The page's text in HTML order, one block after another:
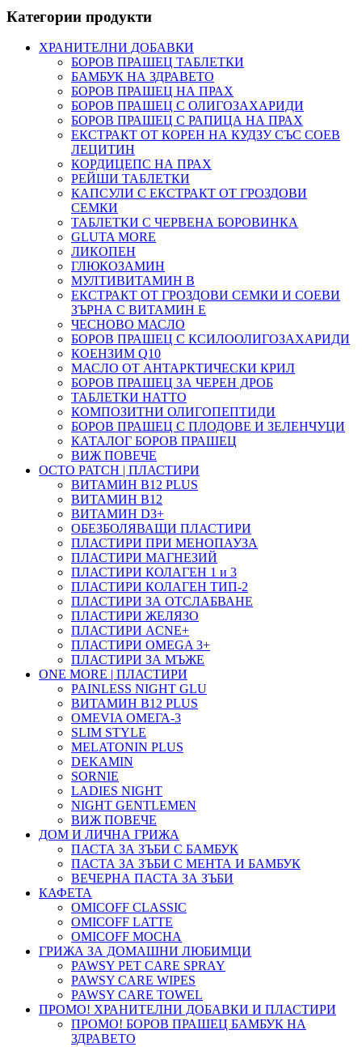
Категории продукти
ХРАНИТЕЛНИ ДОБАВКИ
БОРОВ ПРАШЕЦ ТАБЛЕТКИ
БАМБУК НА ЗДРАВЕТО
БОРОВ ПРАШЕЦ НА ПРАХ
БОРОВ ПРАШЕЦ С ОЛИГОЗАХАРИДИ
БОРОВ ПРАШЕЦ С РАПИЦА НА ПРАХ
ЕКСТРАКТ ОТ КОРЕН НА КУДЗУ СЪС СОЕВ
ЛЕЦИТИН
КОРДИЦЕПС НА ПРАХ
РЕЙШИ ТАБЛЕТКИ
КАПСУЛИ С ЕКСТРАКТ ОТ ГРОЗДОВИ
СЕМКИ
ТАБЛЕТКИ С ЧЕРВЕНА БОРОВИНКА
GLUTA MORE
ЛИКОПЕН
ГЛЮКОЗАМИН
МУЛТИВИТАМИН B
ЕКСТРАКТ ОТ ГРОЗДОВИ СЕМКИ И СОЕВИ
ЗЪРНА С ВИТАМИН Е
ЧЕСНОВО МАСЛО
БОРОВ ПРАШЕЦ С КСИЛООЛИГОЗАХАРИДИ
КОЕНЗИМ Q10
МАСЛО ОТ АНТАРКТИЧЕСКИ КРИЛ
БОРОВ ПРАШЕЦ ЗА ЧЕРЕН ДРОБ
ТАБЛЕТКИ НАТТО
КОМПОЗИТНИ ОЛИГОПЕПТИДИ
БОРОВ ПРАШЕЦ С ПЛОДОВЕ И ЗЕЛЕНЧУЦИ
КАТАЛОГ БОРОВ ПРАШЕЦ
ВИЖ ПОВЕЧЕ
OCTO PATCH | ПЛАСТИРИ
ВИТАМИН B12 PLUS
ВИТАМИН B12
ВИТАМИН D3+
ОБЕЗБОЛЯВАЩИ ПЛАСТИРИ
ПЛАСТИРИ ПРИ МЕНОПАУЗА
ПЛАСТИРИ МАГНЕЗИЙ
ПЛАСТИРИ КОЛАГЕН 1 и 3
ПЛАСТИРИ КОЛАГЕН ТИП-2
ПЛАСТИРИ ЗА ОТСЛАБВАНЕ
ПЛАСТИРИ ЖЕЛЯЗО
ПЛАСТИРИ ACNE+
ПЛАСТИРИ OMEGA 3+
ПЛАСТИРИ ЗА МЪЖЕ
ONE MORE | ПЛАСТИРИ
PAINLESS NIGHT GLU
ВИТАМИН B12 PLUS
ОMEVIA ОМЕГА-3
SLIM STYLE
MELATONIN PLUS
DEKAMIN
SORNIE
LADIES NIGHT
NIGHT GENTLEMEN
ВИЖ ПОВЕЧЕ
ДОМ И ЛИЧНА ГРИЖА
ПАСТА ЗА ЗЪБИ С БАМБУК
ПАСТА ЗА ЗЪБИ С МЕНТА И БАМБУК
ВЕЧЕРНА ПАСТА ЗА ЗЪБИ
КАФЕТА
OMICOFF CLASSIC
OMICOFF LATTE
OMICOFF MOCHA
ГРИЖА ЗА ДОМАШНИ ЛЮБИМЦИ
PAWSY PET CARE SPRAY
PAWSY CARE WIPES
PAWSY CARE TOWEL
ПРОМО! ХРАНИТЕЛНИ ДОБАВКИ И ПЛАСТИРИ
ПРОМО! БОРОВ ПРАШЕЦ БАМБУК НА
ЗДРАВЕТО